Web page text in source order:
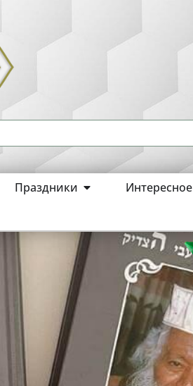
Праздники Интересное